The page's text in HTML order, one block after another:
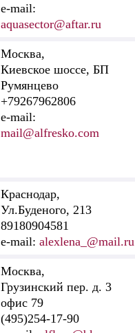
e-mail:
aquasector@aftar.ru
Москва,
Киевское шоссе, БП
Румянцево
+79267962806
e-mail:
mail@alfresko.com
Краснодар,
Ул.Буденого, 213
89180904581
e-mail: alexlena_@mail.ru
Москва,
Грузинский пер. д. 3
офис 79
(495)254-17-90